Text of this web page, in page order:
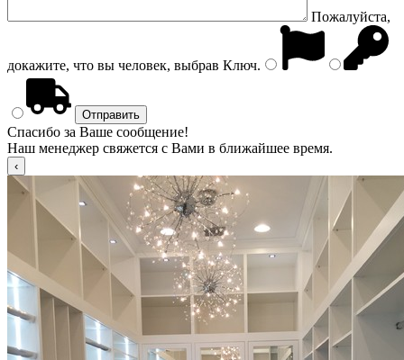
Пожалуйста,
докажите, что вы человек, выбрав Ключ.
Спасибо за Ваше сообщение!
Наш менеджер свяжется с Вами в ближайшее время.